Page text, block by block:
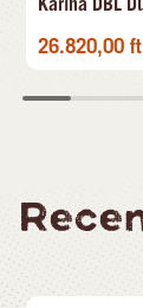
26.820,00 ft